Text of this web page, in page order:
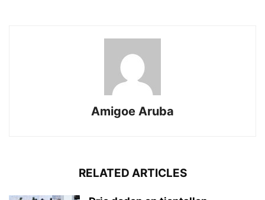
Amigoe Aruba
RELATED ARTICLES